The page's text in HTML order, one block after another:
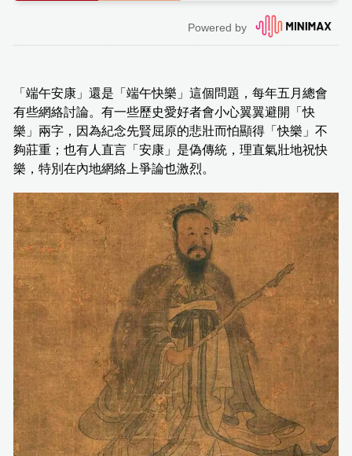
「端午安康」還是「端午快樂」這個問題，每年五月總會
有些網絡討論。有一些歷史愛好者會小心翼翼避開「快
樂」兩字，因為紀念先賢屈原的悲壯而怕顯得「快樂」不
夠莊重；也有人直言「安康」是偽傳統，理直氣壯地祝快
樂，特別在內地網絡上爭論也激烈。